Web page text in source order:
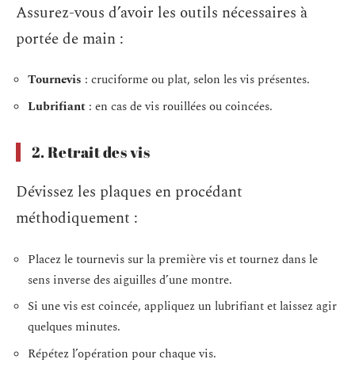
Assurez-vous d’avoir les outils nécessaires à
portée de main :
Tournevis : cruciforme ou plat, selon les vis présentes.
Lubrifiant : en cas de vis rouillées ou coincées.
2. Retrait des vis
Dévissez les plaques en procédant
méthodiquement :
Placez le tournevis sur la première vis et tournez dans le
sens inverse des aiguilles d’une montre.
Si une vis est coincée, appliquez un lubrifiant et laissez agir
quelques minutes.
Répétez l’opération pour chaque vis.